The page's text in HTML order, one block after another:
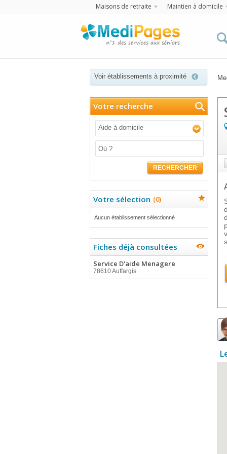
Maisons de retraite Maintien à domicile
Voir établissements à proximité
Votre recherche
Aide à domicile
RECHERCHER
Votre sélection (0)
Aucun établissement sélectionné
Fiches déjà consultées
Service D'aide Menagere
78610 Auffargis